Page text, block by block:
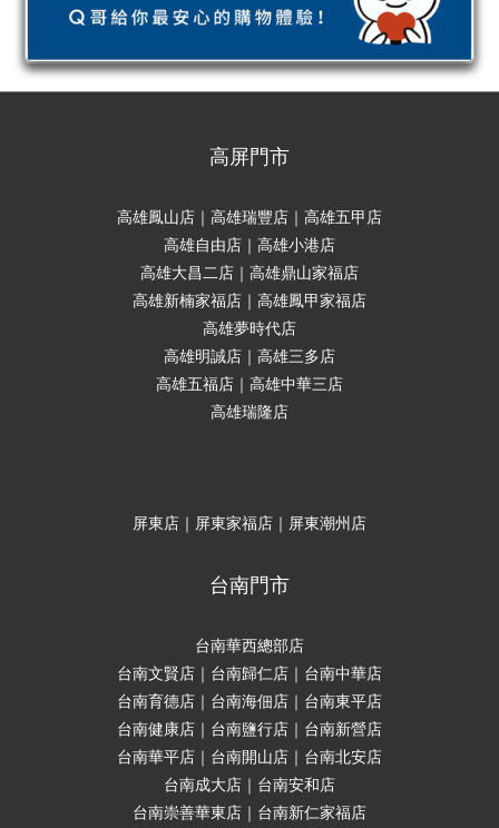
高屏門市
高雄鳳山店｜高雄瑞豐店｜高雄五甲店
高雄自由店｜高雄小港店
高雄大昌二店｜高雄鼎山家福店
高雄新楠家福店｜高雄鳳甲家福店
高雄夢時代店
高雄明誠店｜高雄三多店
高雄五福店｜高雄中華三店
高雄瑞隆店
屏東店｜屏東家福店｜屏東潮州店
台南門市
台南華西總部店
台南文賢店｜台南歸仁店｜台南中華店
台南育德店｜台南海佃店｜台南東平店
台南健康店｜台南鹽行店｜台南新營店
台南華平店｜台南開山店｜台南北安店
台南成大店｜台南安和店
台南崇善華東店｜台南新仁家福店